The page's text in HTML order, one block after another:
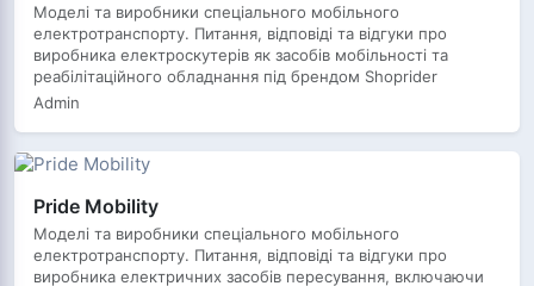
Моделі та виробники спеціального мобільного
електротранспорту. Питання, відповіді та відгуки про
виробника електроскутерів як засобів мобільності та
реабілітаційного обладнання під брендом Shoprider
Admin
Pride Mobility
Моделі та виробники спеціального мобільного
електротранспорту. Питання, відповіді та відгуки про
виробника електричних засобів пересування, включаючи